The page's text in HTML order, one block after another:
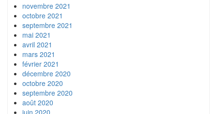
novembre 2021
octobre 2021
septembre 2021
mai 2021
avril 2021
mars 2021
février 2021
décembre 2020
octobre 2020
septembre 2020
août 2020
juin 2020